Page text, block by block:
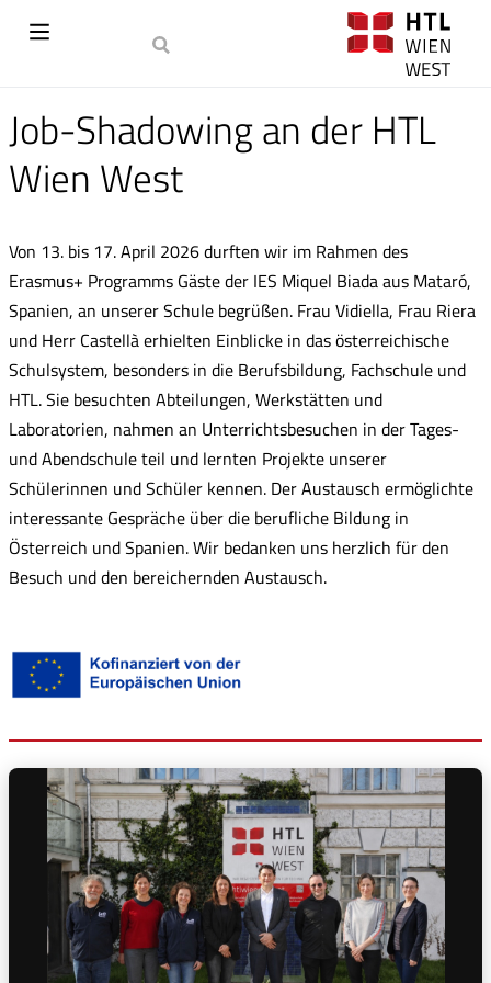
Job-Shadowing an der HTL
Wien West
Von 13. bis 17. April 2026 durften wir im Rahmen des
Erasmus+ Programms Gäste der IES Miquel Biada aus Mataró,
Spanien, an unserer Schule begrüßen. Frau Vidiella, Frau Riera
und Herr Castellà erhielten Einblicke in das österreichische
Schulsystem, besonders in die Berufsbildung, Fachschule und
HTL. Sie besuchten Abteilungen, Werkstätten und
Laboratorien, nahmen an Unterrichtsbesuchen in der Tages-
und Abendschule teil und lernten Projekte unserer
Schülerinnen und Schüler kennen. Der Austausch ermöglichte
interessante Gespräche über die berufliche Bildung in
Österreich und Spanien. Wir bedanken uns herzlich für den
Besuch und den bereichernden Austausch.